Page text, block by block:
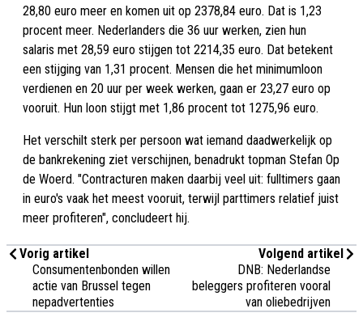
28,80 euro meer en komen uit op 2378,84 euro. Dat is 1,23
procent meer. Nederlanders die 36 uur werken, zien hun
salaris met 28,59 euro stijgen tot 2214,35 euro. Dat betekent
een stijging van 1,31 procent. Mensen die het minimumloon
verdienen en 20 uur per week werken, gaan er 23,27 euro op
vooruit. Hun loon stijgt met 1,86 procent tot 1275,96 euro.
Het verschilt sterk per persoon wat iemand daadwerkelijk op
de bankrekening ziet verschijnen, benadrukt topman Stefan Op
de Woerd. "Contracturen maken daarbij veel uit: fulltimers gaan
in euro's vaak het meest vooruit, terwijl parttimers relatief juist
meer profiteren", concludeert hij.
Vorig artikel
Consumentenbonden willen
actie van Brussel tegen
nepadvertenties
Volgend artikel
DNB: Nederlandse
beleggers profiteren vooral
van oliebedrijven